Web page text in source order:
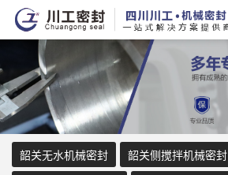
韶关无水机械密封
韶关侧搅拌机械密封